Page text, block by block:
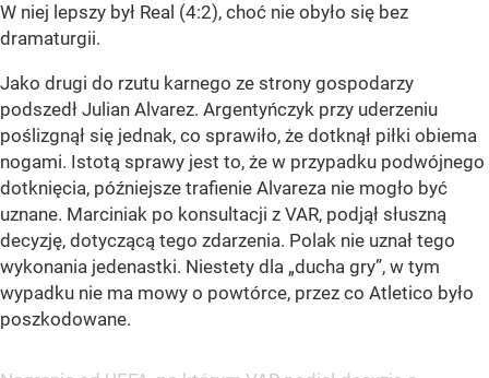
W niej lepszy był Real (4:2), choć nie obyło się bez
dramaturgii.
Jako drugi do rzutu karnego ze strony gospodarzy
podszedł Julian Alvarez. Argentyńczyk przy uderzeniu
poślizgnął się jednak, co sprawiło, że dotknął piłki obiema
nogami. Istotą sprawy jest to, że w przypadku podwójnego
dotknięcia, późniejsze trafienie Alvareza nie mogło być
uznane. Marciniak po konsultacji z VAR, podjął słuszną
decyzję, dotyczącą tego zdarzenia. Polak nie uznał tego
wykonania jedenastki. Niestety dla „ducha gry”, w tym
wypadku nie ma mowy o powtórce, przez co Atletico było
poszkodowane.